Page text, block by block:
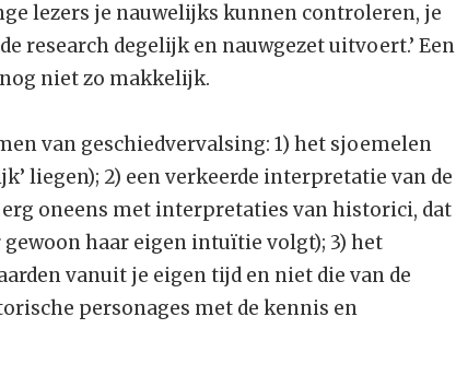
lezers je nauwelijks kunnen controleren, je
research degelijk en nauwgezet uitvoert.’ Een
niet zo makkelijk.
van geschiedvervalsing: 1) het sjoemelen
liegen); 2) een verkeerde interpretatie van de
oneens met interpretaties van historici, dat
haar eigen intuïtie volgt); 3) het
vanuit je eigen tijd en niet die van de
personages met de kennis en